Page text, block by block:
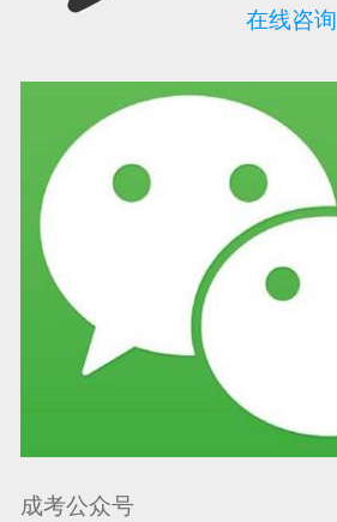
可信网站信用评 网络警察提醒你
在线咨询
成考公众号